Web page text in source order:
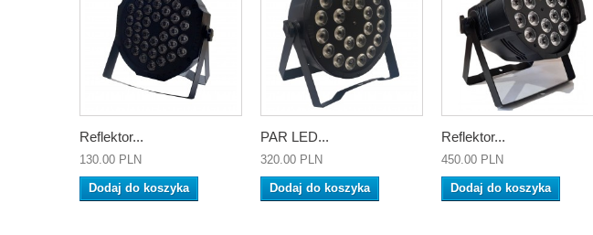
Reflektor...
130.00 PLN
Dodaj do koszyka
PAR LED...
320.00 PLN
Dodaj do koszyka
Reflektor...
450.00 PLN
Dodaj do koszyka